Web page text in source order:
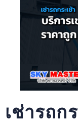
เช่ารถก